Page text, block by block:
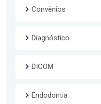
Convênios
Diagnóstico
DICOM
Endodontia